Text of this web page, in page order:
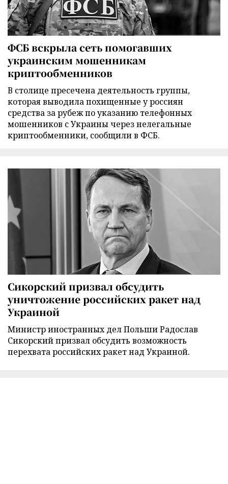
ФСБ вскрыла сеть помогавших
украинским мошенникам
криптообменников
В столице пресечена деятельность группы,
которая выводила похищенные у россиян
средства за рубеж по указанию телефонных
мошенников с Украины через нелегальные
криптообменники, сообщили в ФСБ.
Сикорский призвал обсудить
уничтожение российских ракет над
Украиной
Министр иностранных дел Польши Радослав
Сикорский призвал обсудить возможность
перехвата российских ракет над Украиной.